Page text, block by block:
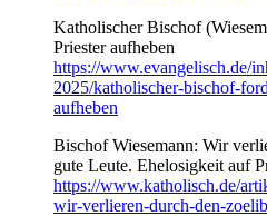
Katholischer Bischof
Priester aufheben
https://www.evangelisch.de/
2025/katholischer-bischof-
aufheben
Bischof Wiesemann: Wir
gute Leute. Ehelosigkeit auf
https://www.katholisch.de/
wir-verlieren-durch-den-